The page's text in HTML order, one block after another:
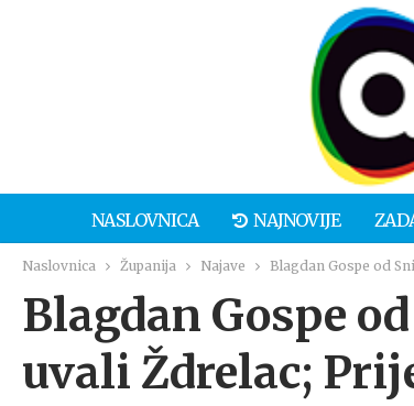
NASLOVNICA NAJNOVIJE
Naslovnica Županija Najave Blagdan Gospe od
Blagdan Gospe
uvali Ždrelac;